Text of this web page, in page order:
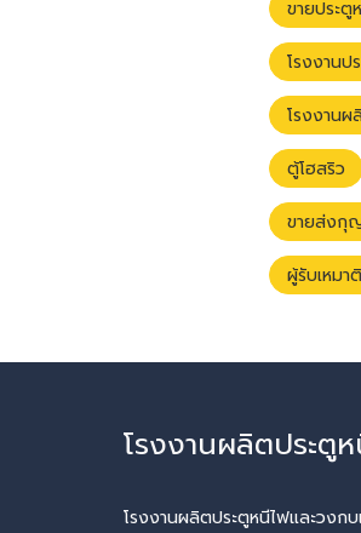
ขายประตู
โรงงานป
โรงงานผ
ตู้โฮสริว
ขายส่งกุ
ผู้รับเหม
โรงงานผลิตประตู
โรงงานผลิตประตูหนีไฟและวงก